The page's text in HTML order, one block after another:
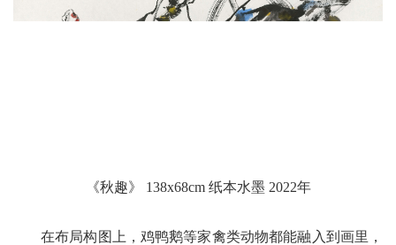
《秋趣》 138x68cm 纸本水墨 2022年
在布局构图上，鸡鸭鹅等家禽类动物都能融入到画里，